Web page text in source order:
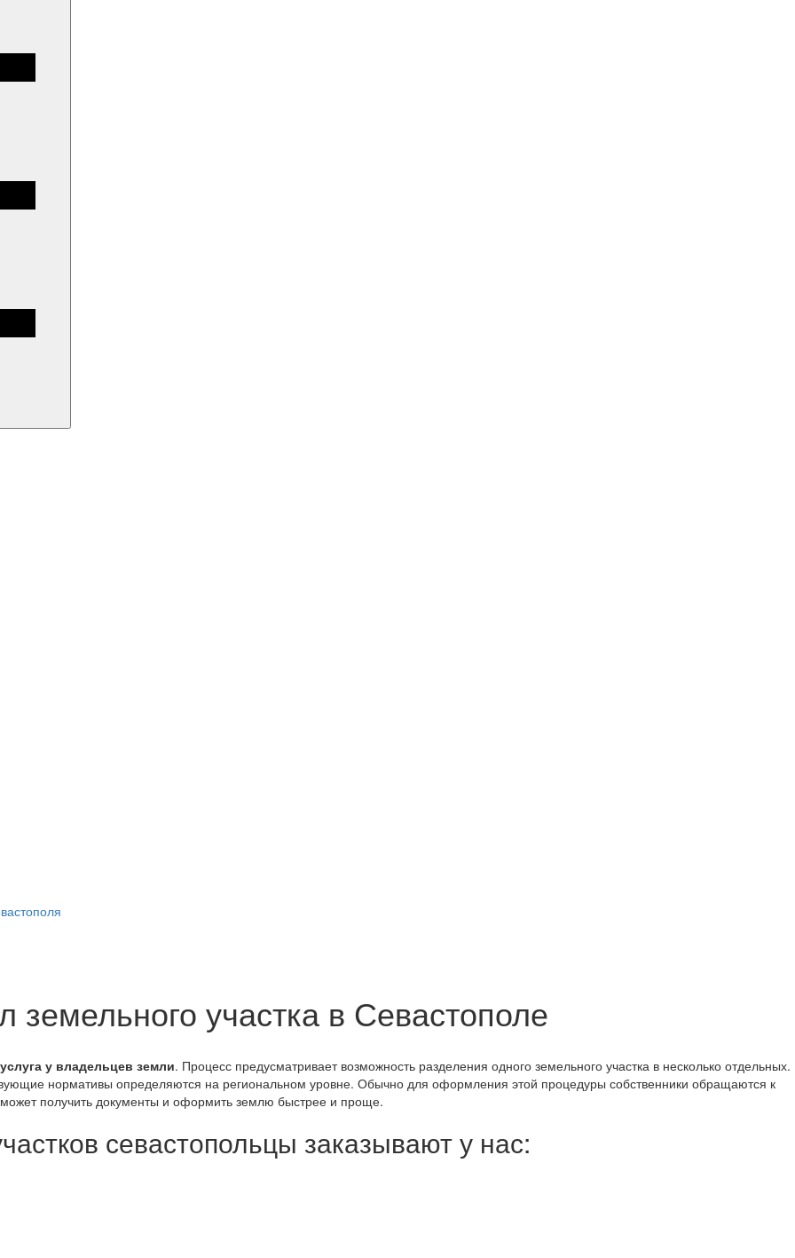
участка в Севастополе
у владельцев земли. Процесс предусматривает возможность разделения одного земельного участка в несколько отдельных.
нормативы определяются на региональном уровне. Обычно для оформления этой процедуры собственники обращаются к
получить документы и оформить землю быстрее и проще.
севастопольцы заказывают у нас: